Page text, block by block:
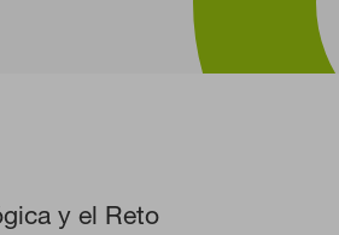
y el Reto
HABILITAR TODO